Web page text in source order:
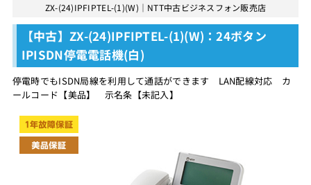
ZX-(24)IPFIPTEL-(1)(W)｜NTT中古ビジネスフォン販売店
【中古】ZX-(24)IPFIPTEL-(1)(W)：24ボタン
IPISDN停電電話機(白)
停電時でもISDN局線を利用して通話ができます LAN配線対応 カ
ールコード【美品】 示名条【未記入】